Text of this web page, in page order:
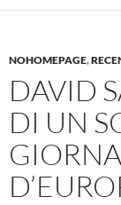
NOHOMEPAGE,
DAVID
DI UN